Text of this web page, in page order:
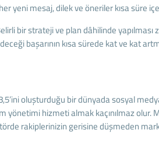
yeni mesaj, dilek ve öneriler kısa süre
bir strateji ve plan dâhilinde
başarının kısa sürede kat ve kat
oluşturduğu bir dünyada sosyal
hizmeti almak kaçınılmaz
rakiplerinizin gerisine düşmeden